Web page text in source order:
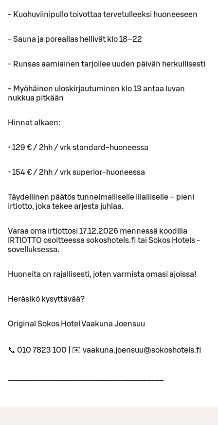
- Kuohuviinipullo toivottaa tervetulleeksi huoneeseen
- Sauna ja poreallas hellivät klo 18–22
- Runsas aamiainen tarjoilee uuden päivän herkullisesti
- Myöhäinen uloskirjautuminen klo 13 antaa luvan
nukkua pitkään
Hinnat alkaen:
• 129 € / 2hh / vrk standard-huoneessa
• 154 € / 2hh / vrk superior-huoneessa
Täydellinen päätös tunnelmalliselle illalliselle – pieni
irtiotto, joka tekee arjesta juhlaa.
Varaa oma irtiottosi 17.12.2026 mennessä koodilla
IRTIOTTO osoitteessa sokoshotels.fi tai Sokos Hotels -
sovelluksessa.
Huoneita on rajallisesti, joten varmista omasi ajoissa!
Heräsikö kysyttävää?
Original Sokos Hotel Vaakuna Joensuu
📞 010 7823 100 | ✉️ vaakuna.joensuu@sokoshotels.fi